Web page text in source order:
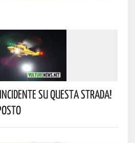
Su Questa Strada!